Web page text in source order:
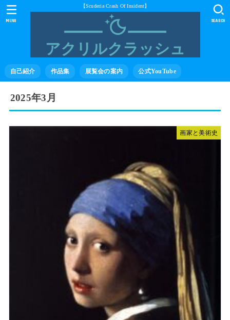
【Scuderia Crash Of Insident】
自己紹介 作品集 展覧会の案内 公式YouTube
SEARCH
MENU
2025年3月
画家と美術史